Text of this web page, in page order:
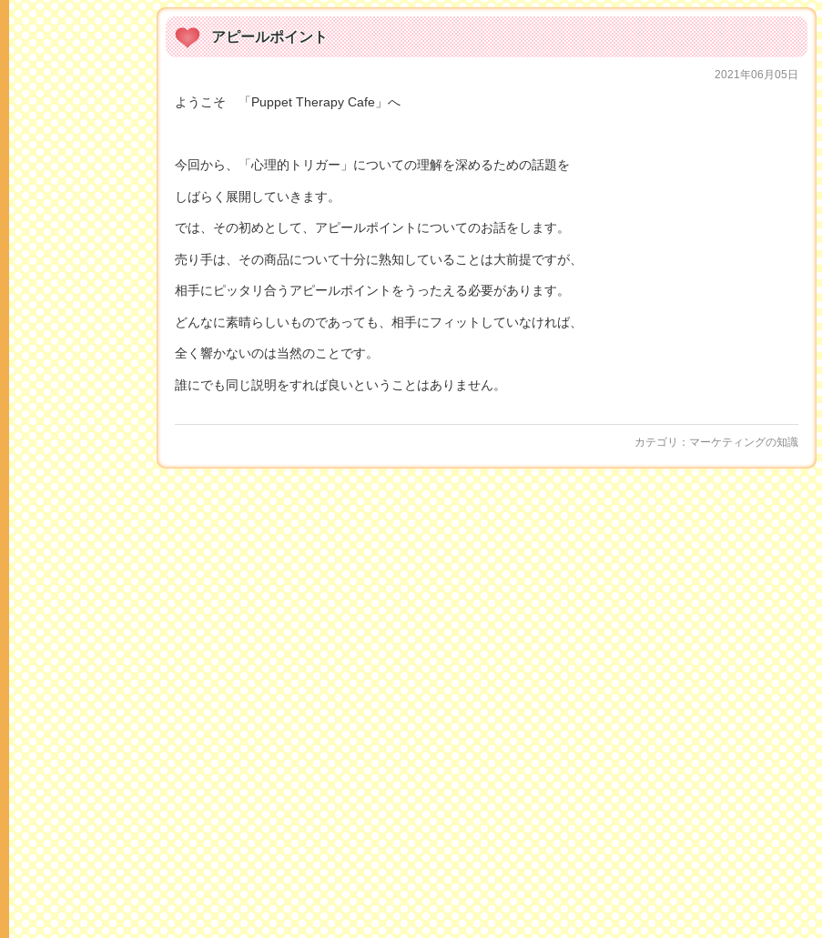
アピールポイント
2021年06月05日
ようこそ 「Puppet Therapy Cafe」へ
今回から、「心理的トリガー」についての理解を深めるための話題を
しばらく展開していきます。
では、その初めとして、アピールポイントについてのお話をします。
売り手は、その商品について十分に熟知していることは大前提ですが、
相手にピッタリ合うアピールポイントをうったえる必要があります。
どんなに素晴らしいものであっても、相手にフィットしていなければ、
全く響かないのは当然のことです。
誰にでも同じ説明をすれば良いということはありません。
カテゴリ： マーケティングの知識